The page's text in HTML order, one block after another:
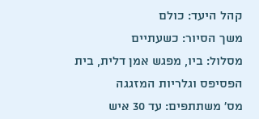
קהל היעד: כולם
משך הסיור: כשעתיים
הפסיפס וגלריות המזגגה
מס' משתתפים: עד 30 איש